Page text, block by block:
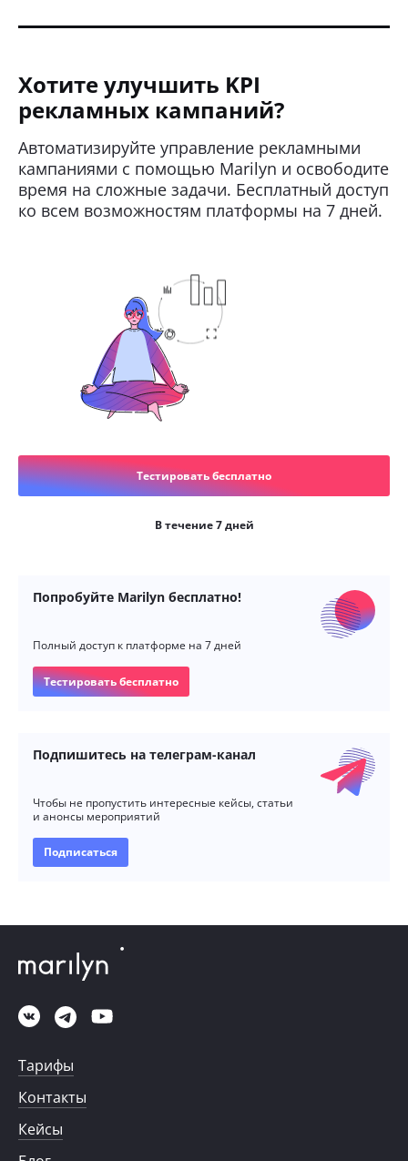
Хотите улучшить KPI
рекламных кампаний?
Автоматизируйте управление рекламными
кампаниями с помощью Marilyn и освободите
время на сложные задачи. Бесплатный доступ
ко всем возможностям платформы на 7 дней.
Тестировать бесплатно
В течение 7 дней
Попробуйте Marilyn бесплатно!
Полный доступ к платформе на 7 дней
Тестировать бесплатно
Подпишитесь на телеграм-канал
Чтобы не пропустить интересные кейсы, статьи
и анонсы мероприятий
Подписаться
Тарифы
Контакты
Кейсы